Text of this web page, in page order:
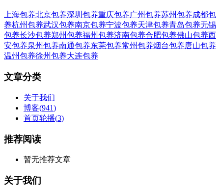
上海包养北京包养深圳包养重庆包养广州包养苏州包养成都包
养杭州包养武汉包养南京包养宁波包养天津包养青岛包养无锡
包养长沙包养郑州包养福州包养济南包养合肥包养佛山包养西
安包养泉州包养南通包养东莞包养常州包养烟台包养唐山包养
温州包养徐州包养大连包养
文章分类
关于我们
博客(941)
首页轮播(3)
推荐阅读
暂无推荐文章
关于我们